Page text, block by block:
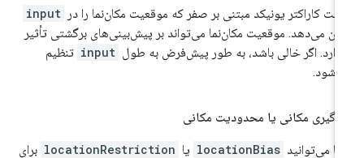
کاراکتر یونیکد مبتنی بر صفر که موقعیت مکان‌نما را در input
می‌دهد. موقعیت مکان‌نما می‌تواند بر پیش‌بینی‌های برگشتی تأثیر
اگر خالی باشد، به طور پیش‌فرض به طول input تنظیم
مکانی یا محدودیت مکانی
می‌توانید locationBias یا locationRestriction برای